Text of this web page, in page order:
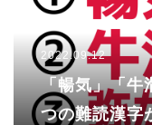
2022.09.12
「暢気」「
つの難読漢字